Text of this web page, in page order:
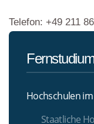
Telefon: +49 211
Hochschulen
Staatliche